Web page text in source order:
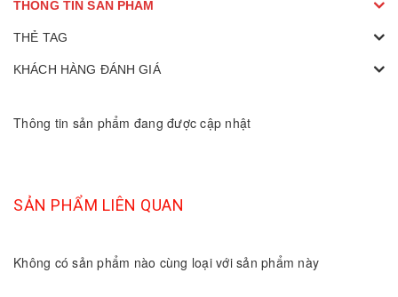
THÔNG TIN SẢN PHẨM
THẺ TAG
KHÁCH HÀNG ĐÁNH GIÁ
Thông tin sản phẩm đang được cập nhật
SẢN PHẨM LIÊN QUAN
Không có sản phẩm nào cùng loại với sản phẩm này